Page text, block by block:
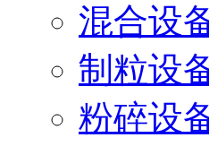
混合设
制粒设
粉碎设